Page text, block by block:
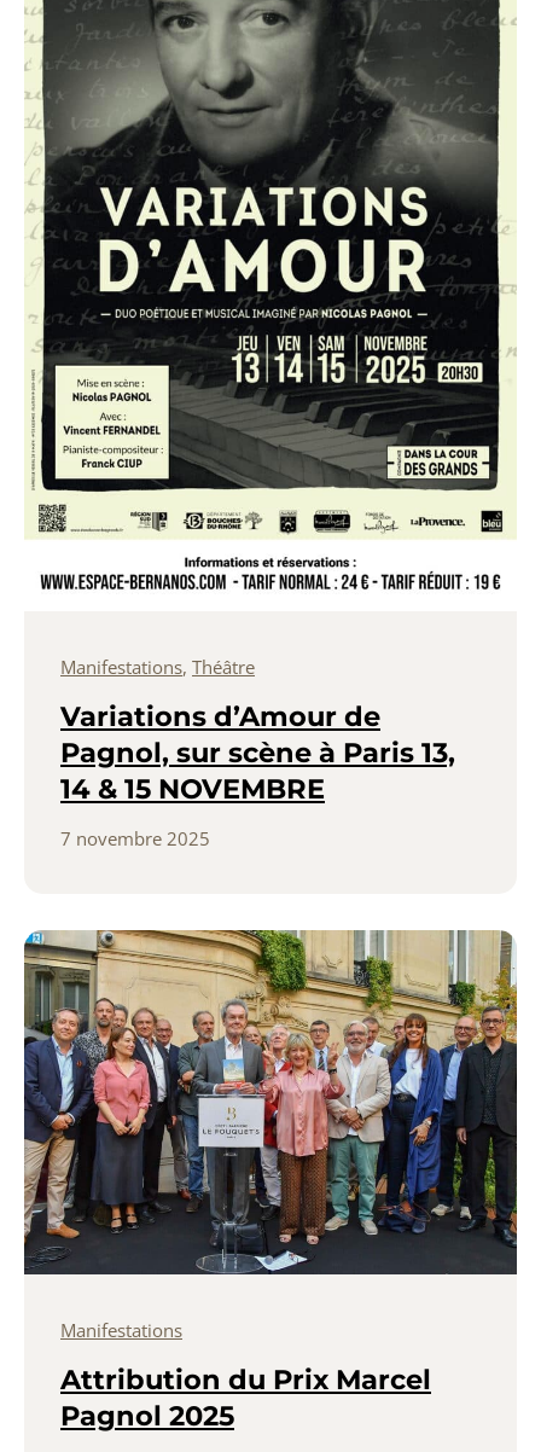
Manifestations, Théâtre
Variations d’Amour de
Pagnol, sur scène à Paris 13,
14 & 15 NOVEMBRE
7 novembre 2025
Manifestations
Attribution du Prix Marcel
Pagnol 2025